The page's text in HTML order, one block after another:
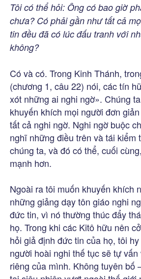
Tôi có thể hỏi: Ông có bao giờ
chưa? Có phải gần như tất cả
tin đều đã có lúc đấu tranh với
không?
Có và có. Trong Kinh Thánh,
(chương 1, câu 22) nói, các tín
xót những ai nghi ngờ». Chúng
khuyến khích mọi người đơn
tất cả nghi ngờ. Nghi ngờ buộc
nghĩ những điều trên và tái kiểm
chúng ta, và đó có thể, cuối
mạnh hơn.
Ngoài ra tôi muốn khuyến khích
những giảng dạy tôn giáo nghi
đức tin, vì nó thường thúc đẩy
họ. Trong khi các Kitô hữu nên
hỏi giả định đức tin của họ, tôi
người hoài nghi thế tục sẽ tự
riêng của mình. Không tuyên bố